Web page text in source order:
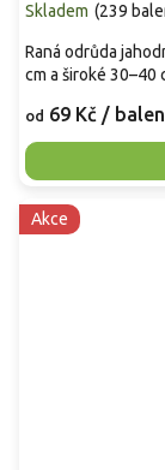
Skladem (239
od 69 Kč /
Raná odrůda
cm a široké 30–40
Akce